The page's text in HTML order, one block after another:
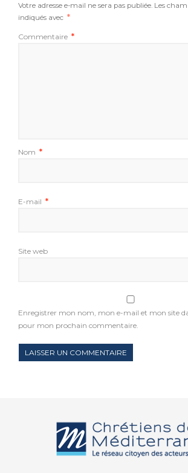
Votre adresse e-mail ne sera pas publiée. Les
indiqués avec *
Commentaire *
Nom *
E-mail *
Site web
Enregistrer mon nom, mon e-mail et mon site
pour mon prochain commentaire.